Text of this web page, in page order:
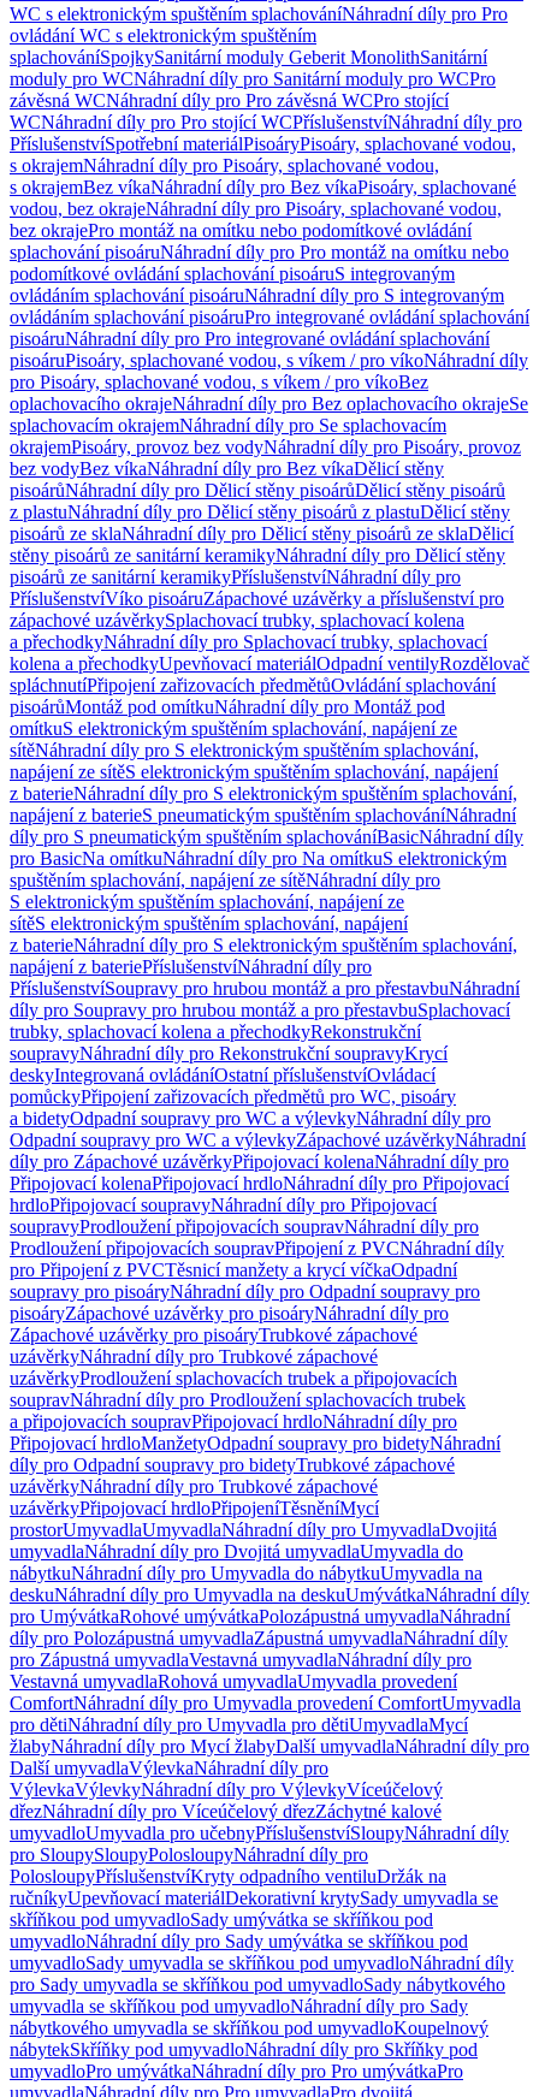
WC s elektronickým spuštěním splachováníNáhradní díly pro Pro
ovládání WC s elektronickým spuštěním
splachováníSpojkySanitární moduly Geberit MonolithSanitární
moduly pro WCNáhradní díly pro Sanitární moduly pro WCPro
závěsná WCNáhradní díly pro Pro závěsná WCPro stojící
WCNáhradní díly pro Pro stojící WCPříslušenstvíNáhradní díly pro
PříslušenstvíSpotřební materiálPisoáryPisoáry, splachované vodou,
s okrajemNáhradní díly pro Pisoáry, splachované vodou,
s okrajemBez víkaNáhradní díly pro Bez víkaPisoáry, splachované
vodou, bez okrajeNáhradní díly pro Pisoáry, splachované vodou,
bez okrajePro montáž na omítku nebo podomítkové ovládání
splachování pisoáruNáhradní díly pro Pro montáž na omítku nebo
podomítkové ovládání splachování pisoáruS integrovaným
ovládáním splachování pisoáruNáhradní díly pro S integrovaným
ovládáním splachování pisoáruPro integrované ovládání splachování
pisoáruNáhradní díly pro Pro integrované ovládání splachování
pisoáruPisoáry, splachované vodou, s víkem / pro víkoNáhradní díly
pro Pisoáry, splachované vodou, s víkem / pro víkoBez
oplachovacího okrajeNáhradní díly pro Bez oplachovacího okrajeSe
splachovacím okrajemNáhradní díly pro Se splachovacím
okrajemPisoáry, provoz bez vodyNáhradní díly pro Pisoáry, provoz
bez vodyBez víkaNáhradní díly pro Bez víkaDělicí stěny
pisoárůNáhradní díly pro Dělicí stěny pisoárůDělicí stěny pisoárů
z plastuNáhradní díly pro Dělicí stěny pisoárů z plastuDělicí stěny
pisoárů ze sklaNáhradní díly pro Dělicí stěny pisoárů ze sklaDělicí
stěny pisoárů ze sanitární keramikyNáhradní díly pro Dělicí stěny
pisoárů ze sanitární keramikyPříslušenstvíNáhradní díly pro
PříslušenstvíVíko pisoáruZápachové uzávěrky a příslušenství pro
zápachové uzávěrkySplachovací trubky, splachovací kolena
a přechodkyNáhradní díly pro Splachovací trubky, splachovací
kolena a přechodkyUpevňovací materiálOdpadní ventilyRozdělovač
spláchnutíPřipojení zařizovacích předmětůOvládání splachování
pisoárůMontáž pod omítkuNáhradní díly pro Montáž pod
omítkuS elektronickým spuštěním splachování, napájení ze
sítěNáhradní díly pro S elektronickým spuštěním splachování,
napájení ze sítěS elektronickým spuštěním splachování, napájení
z baterieNáhradní díly pro S elektronickým spuštěním splachování,
napájení z baterieS pneumatickým spuštěním splachováníNáhradní
díly pro S pneumatickým spuštěním splachováníBasicNáhradní díly
pro BasicNa omítkuNáhradní díly pro Na omítkuS elektronickým
spuštěním splachování, napájení ze sítěNáhradní díly pro
S elektronickým spuštěním splachování, napájení ze
sítěS elektronickým spuštěním splachování, napájení
z baterieNáhradní díly pro S elektronickým spuštěním splachování,
napájení z bateriePříslušenstvíNáhradní díly pro
PříslušenstvíSoupravy pro hrubou montáž a pro přestavbuNáhradní
díly pro Soupravy pro hrubou montáž a pro přestavbuSplachovací
trubky, splachovací kolena a přechodkyRekonstrukční
soupravyNáhradní díly pro Rekonstrukční soupravyKrycí
deskyIntegrovaná ovládáníOstatní příslušenstvíOvládací
pomůckyPřipojení zařizovacích předmětů pro WC, pisoáry
a bidetyOdpadní soupravy pro WC a výlevkyNáhradní díly pro
Odpadní soupravy pro WC a výlevkyZápachové uzávěrkyNáhradní
díly pro Zápachové uzávěrkyPřipojovací kolenaNáhradní díly pro
Připojovací kolenaPřipojovací hrdloNáhradní díly pro Připojovací
hrdloPřipojovací soupravyNáhradní díly pro Připojovací
soupravyProdloužení připojovacích soupravNáhradní díly pro
Prodloužení připojovacích soupravPřipojení z PVCNáhradní díly
pro Připojení z PVCTěsnicí manžety a krycí víčkaOdpadní
soupravy pro pisoáryNáhradní díly pro Odpadní soupravy pro
pisoáryZápachové uzávěrky pro pisoáryNáhradní díly pro
Zápachové uzávěrky pro pisoáryTrubkové zápachové
uzávěrkyNáhradní díly pro Trubkové zápachové
uzávěrkyProdloužení splachovacích trubek a připojovacích
soupravNáhradní díly pro Prodloužení splachovacích trubek
a připojovacích soupravPřipojovací hrdloNáhradní díly pro
Připojovací hrdloManžetyOdpadní soupravy pro bidetyNáhradní
díly pro Odpadní soupravy pro bidetyTrubkové zápachové
uzávěrkyNáhradní díly pro Trubkové zápachové
uzávěrkyPřipojovací hrdloPřipojeníTěsněníMycí
prostorUmyvadlaUmyvadlaNáhradní díly pro UmyvadlaDvojitá
umyvadlaNáhradní díly pro Dvojitá umyvadlaUmyvadla do
nábytkuNáhradní díly pro Umyvadla do nábytkuUmyvadla na
deskuNáhradní díly pro Umyvadla na deskuUmývátkaNáhradní díly
pro UmývátkaRohové umývátkaPolozápustná umyvadlaNáhradní
díly pro Polozápustná umyvadlaZápustná umyvadlaNáhradní díly
pro Zápustná umyvadlaVestavná umyvadlaNáhradní díly pro
Vestavná umyvadlaRohová umyvadlaUmyvadla provedení
ComfortNáhradní díly pro Umyvadla provedení ComfortUmyvadla
pro dětiNáhradní díly pro Umyvadla pro dětiUmyvadlaMycí
žlabyNáhradní díly pro Mycí žlabyDalší umyvadlaNáhradní díly pro
Další umyvadlaVýlevkaNáhradní díly pro
VýlevkaVýlevkyNáhradní díly pro VýlevkyVíceúčelový
dřezNáhradní díly pro Víceúčelový dřezZáchytné kalové
umyvadloUmyvadla pro učebnyPříslušenstvíSloupyNáhradní díly
pro SloupySloupyPolosloupyNáhradní díly pro
PolosloupyPříslušenstvíKryty odpadního ventiluDržák na
ručníkyUpevňovací materiálDekorativní krytySady umyvadla se
skříňkou pod umyvadloSady umývátka se skříňkou pod
umyvadloNáhradní díly pro Sady umývátka se skříňkou pod
umyvadloSady umyvadla se skříňkou pod umyvadloNáhradní díly
pro Sady umyvadla se skříňkou pod umyvadloSady nábytkového
umyvadla se skříňkou pod umyvadloNáhradní díly pro Sady
nábytkového umyvadla se skříňkou pod umyvadloKoupelnový
nábytekSkříňky pod umyvadloNáhradní díly pro Skříňky pod
umyvadloPro umývátkaNáhradní díly pro Pro umývátkaPro
umyvadlaNáhradní díly pro Pro umyvadlaPro dvojitá